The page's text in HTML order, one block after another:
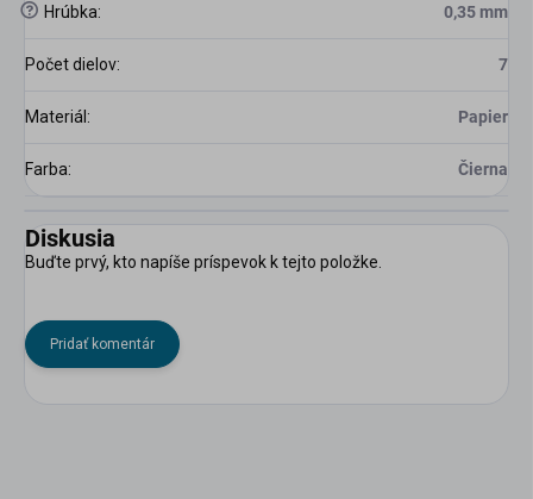
? Hrúbka: 0,35 mm
Počet dielov: 7
Materiál : Papier
Farba: Čierna
Diskusia
Buďte prvý, kto napíše príspevok k tejto položke.
Pridať komentár